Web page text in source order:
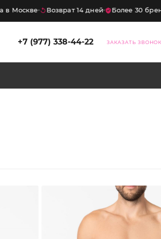
Москве Возврат 14 дней Более 30
+7 (977) 338-44-22 ЗАКАЗАТЬ ЗВОНОК
товаров.